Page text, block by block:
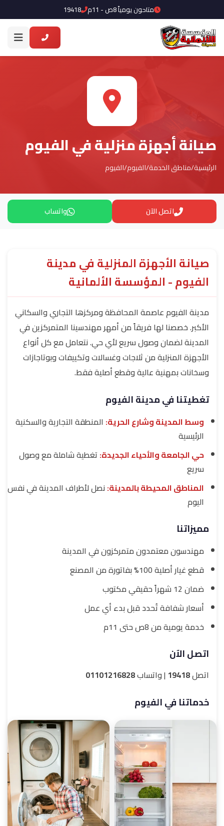
متاحون يومياً 8ص - 11م 19418
صيانة أجهزة منزلية في الفيوم
الرئيسية/مناطق الخدمة/الفيوم/الفيوم
اتصل الآن واتساب
صيانة الأجهزة المنزلية في مدينة
الفيوم - المؤسسة الألمانية
مدينة الفيوم عاصمة المحافظة ومركزها التجاري والسكاني
الأكبر. خصصنا لها فريقاً من أمهر مهندسينا المتمركزين في
المدينة لضمان وصول سريع لأي حي. نتعامل مع كل أنواع
الأجهزة المنزلية من ثلاجات وغسالات وتكييفات وبوتاجازات
وسخانات بمهنية عالية وقطع أصلية فقط.
تغطيتنا في مدينة الفيوم
وسط المدينة وشارع الحرية: المنطقة التجارية والسكنية
الرئيسية
حي الجامعة والأحياء الجديدة: تغطية شاملة مع وصول
سريع
المناطق المحيطة بالمدينة: نصل لأطراف المدينة في نفس
اليوم
مميزاتنا
مهندسون معتمدون متمركزون في المدينة
قطع غيار أصلية 100% بفاتورة من المصنع
ضمان 12 شهراً حقيقي مكتوب
أسعار شفافة تُحدد قبل بدء أي عمل
خدمة يومية من 8ص حتى 11م
اتصل الآن
اتصل19418 | واتساب01101216828
خدماتنا في الفيوم